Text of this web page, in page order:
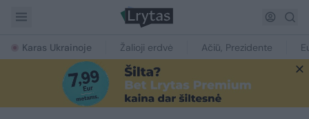
Karas Ukrainoje Žalioji erdvė Ačiū, Prezidente